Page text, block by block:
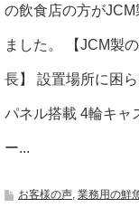
の飲食店の方が
ました。 【JCM製
長】 設置場所に困
パネル搭載 4輪キャ
ー...
お客様の声 業務用の鮮